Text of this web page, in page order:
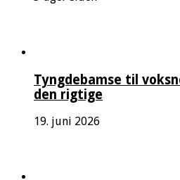
Tyngdebamse til
den rigtige
19. juni 2026